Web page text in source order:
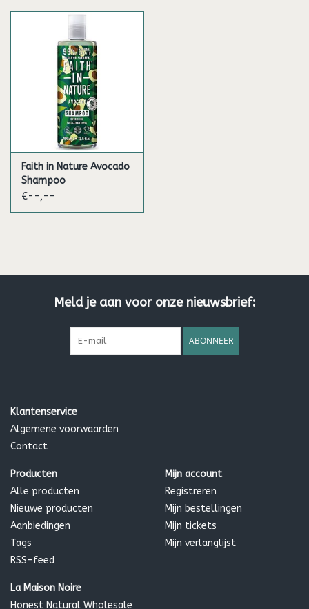
Masseer zachtjes in op nat haar, spoel goed en herhaal indien
nodig. Voor het beste resultaat gebruik Dragon Fruit
Conditioner. Voor frequent gebruik.
Ingrediënten
Aqua (Water), Ammonium laureth sulfate*, Maris sal (Sea salt),
Cocamidopropyl betaine*, Polysorbate 20*,Hylocereus undatus
fruit extract*, Glycerin*, Parfum (fragrance)*, Beta vulgaris
(beet) root extract*, Anthocyanins*, Potassium sorbate,
Sodium benzoate, Citric acid*, Linaloolº, Limoneneº
Inhoud: 400ml
Faith in Nature Avocado
Shampoo
€--,--
Meld je aan voor onze nieuwsbrief:
ABONNEER
Klantenservice
Algemene voorwaarden
Contact
Producten
Alle producten
Nieuwe producten
Aanbiedingen
Tags
RSS-feed
Mijn account
Registreren
Mijn bestellingen
Mijn tickets
Mijn verlanglijst
La Maison Noire
Honest Natural Wholesale